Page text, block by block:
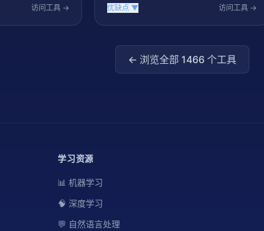
访问工具 → 优缺点 ▼ 访问工具 →
← 浏览全部 1466个工具
学习资源
📊 机器学习
🧠 深度学习
💬 自然语言处理